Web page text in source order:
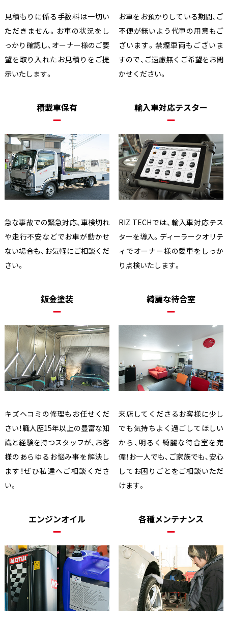
見積もりに係る手数料は一切い
ただきません。お車の状況をし
っかり確認し、オーナー様のご要
望を取り入れたお見積りをご提
示いたします。
お車をお預かりしている期間、ご
不便が無いよう代車の用意もご
ざいます。禁煙車両もございま
すので、ご遠慮無くご希望をお聞
かせください。
積載車保有
急な事故での緊急対応、車検切れ
や走行不安などでお車が動かせ
ない場合も、お気軽にご相談くだ
さい。
輸入車対応テスター
RIZ TECHでは、輸入車対応テス
ターを導入。ディーラークオリテ
ィでオーナー様の愛車をしっか
り点検いたします。
鈑金塗装
キズヘコミの修理もお任せくだ
さい！職人歴15年以上の豊富な知
識と経験を持つスタッフが、お客
様のあらゆるお悩み事を解決し
ます！ぜひ私達へご相談くださ
い。
綺麗な待合室
来店してくださるお客様に少し
でも気持ちよく過ごしてほしい
から、明るく綺麗な待合室を完
備！お一人でも、ご家族でも、安心
してお困りごとをご相談いただ
けます。
エンジンオイル 各種メンテナンス